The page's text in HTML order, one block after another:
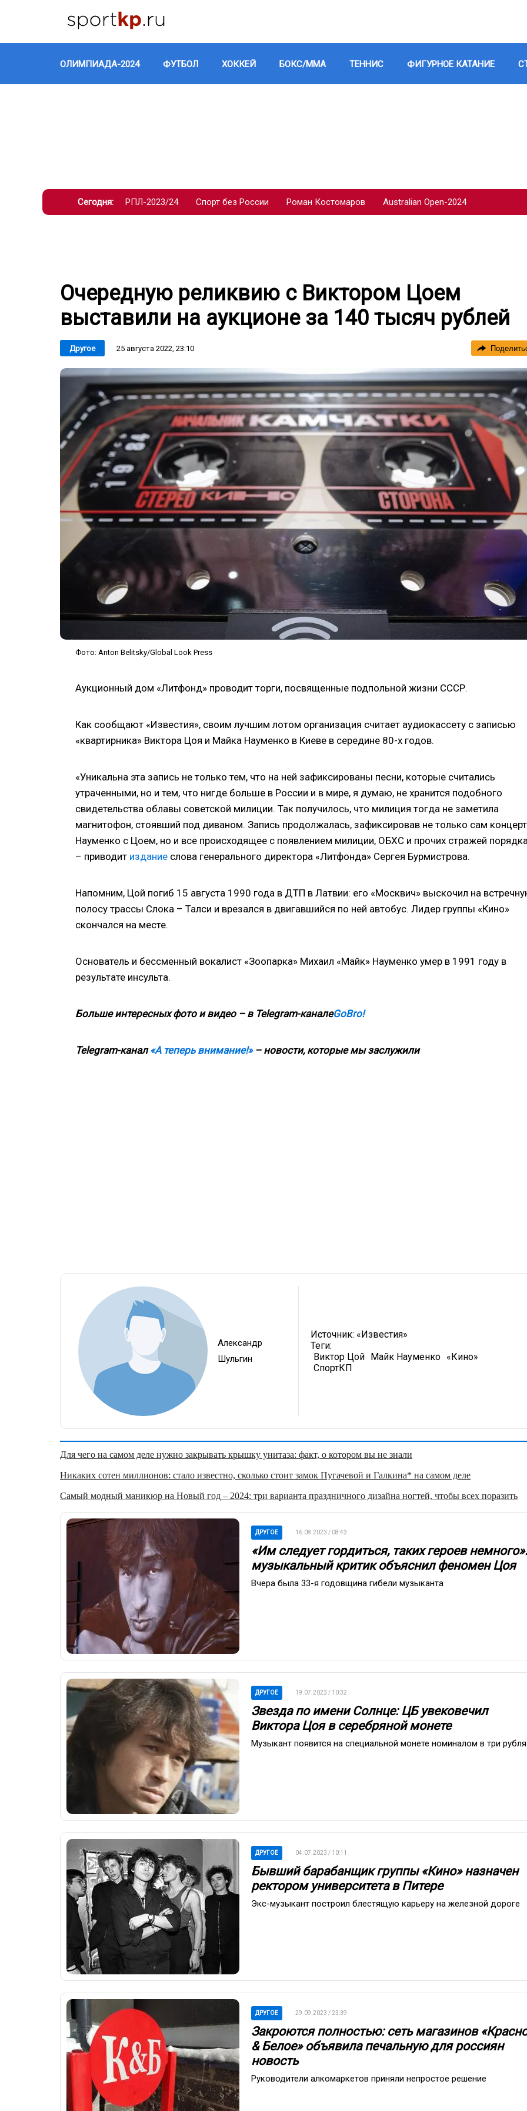
ОЛИМПИАДА-2024 ФУТБОЛ ХОККЕЙ БОКС/ММА ТЕННИС ФИГУРНОЕ КАТАНИЕ
Сегодня: РПЛ-2023/24 Спорт без России Роман Костомаров Australian Open-2024
Очередную реликвию с Виктором Цоем
выставили на аукционе за 140 тысяч рублей
Другое 25 августа 2022, 23:10
Фото: Anton Belitsky/Global Look Press
Аукционный дом «Литфонд» проводит торги, посвященные подпольной жизни СССР.
Как сообщают «Известия», своим лучшим лотом организация считает аудиокассету с записью
«квартирника» Виктора Цоя и Майка Науменко в Киеве в середине 80-х годов.
«Уникальна эта запись не только тем, что на ней зафиксированы песни, которые считались
утраченными, но и тем, что нигде больше в России и в мире, я думаю, не хранится подобного
свидетельства облавы советской милиции. Так получилось, что милиция тогда не заметила
магнитофон, стоявший под диваном. Запись продолжалась, зафиксировав не только сам концерт
Науменко с Цоем, но и все происходящее с появлением милиции, ОБХС и прочих стражей
– приводит издание слова генерального директора «Литфонда» Сергея Бурмистрова.
Напомним, Цой погиб 15 августа 1990 года в ДТП в Латвии: его «Москвич» выскочил на
полосу трассы Слока – Талси и врезался в двигавшийся по ней автобус. Лидер группы «Кино»
скончался на месте.
Основатель и бессменный вокалист «Зоопарка» Михаил «Майк» Науменко умер в 1991 году в
результате инсульта.
Больше интересных фото и видео – в Telegram-каналеGoBro!
Telegram-канал «А теперь внимание!»– новости, которые мы заслужили
Александр
Шульгин
Источник: «Известия»
Теги:
Виктор Цой
Майк Науменко «Кино»
СпортКП
Для чего на самом деле нужно закрывать крышку унитаза: факт, о котором вы не знали
Никаких сотен миллионов: стало известно, сколько стоит замок Пугачевой и Галкина* на самом деле
Самый модный маникюр на Новый год – 2024: три варианта праздничного дизайна ногтей, чтобы всех поразить
ДРУГОЕ 16.08.2023 / 08:43
«Им следует гордиться, таких героев немного»:
музыкальный критик объяснил феномен Цоя
Вчера была 33-я годовщина гибели музыканта
ДРУГОЕ 19.07.2023 / 10:32
Звезда по имени Солнце: ЦБ увековечил
Виктора Цоя в серебряной монете
Музыкант появится на специальной монете номиналом в три рубля
ДРУГОЕ 04.07.2023 / 10:11
Бывший барабанщик группы «Кино» назначен
ректором университета в Питере
Экс-музыкант построил блестящую карьеру на железной дороге
ДРУГОЕ 29.09.2023 / 23:39
Закроются полностью: сеть магазинов
& Белое» объявила печальную для россиян
новость
Руководители алкомаркетов приняли непростое решение